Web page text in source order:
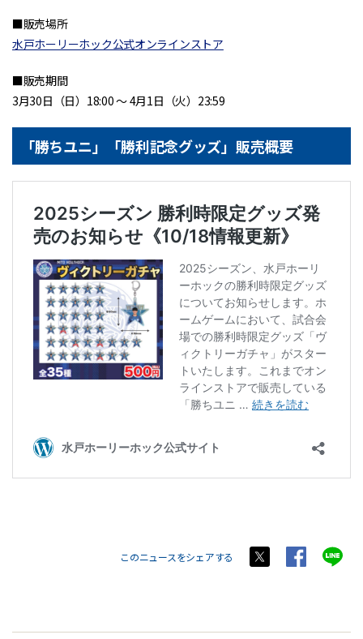
■販売場所
水戸ホーリーホック公式オンラインストア
■販売期間
3月30日（日）18:00 〜 4月1日（火）23:59
「勝ちユニ」「勝利記念グッズ」販売概要
このニュースをシェアする